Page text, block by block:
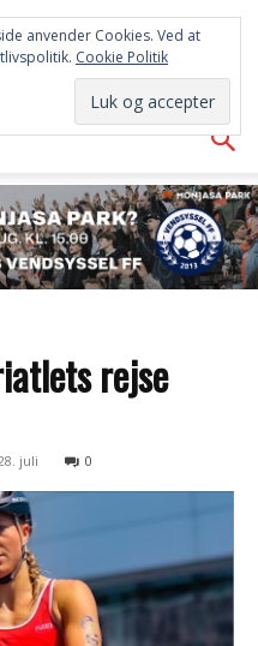
rejse
juli 0
anvender Cookies. Ved at
Cookie Politik